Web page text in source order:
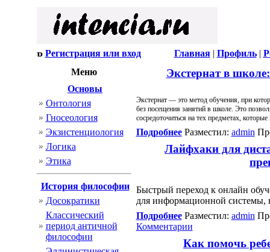
Регистрация или вход Главная| Профиль|
Меню
Основы
Онтология
Гносеология
Экзистенциология
Логика
Этика
История философии
Досократики
Классический
период античной
философии
Экстернат в
Экстернат — это метод обучения, при
без посещения занятий в школе. Это
сосредоточиться на тех предметах,
ПодробнееРазместил: admin
Лайфхаки для
Быстрый переход к онлайн
для информационной системы,
ПодробнееРазместил: admin
Комментарии
Как помочь